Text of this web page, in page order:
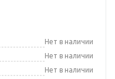
Нет в наличии
Нет в наличии
Нет в наличии